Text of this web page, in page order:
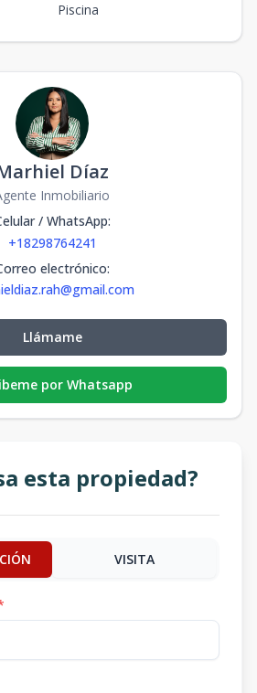
Piscina
Díaz
Inmobiliario
/ WhatsApp:
+18298764241
electrónico:
Llámame
por Whatsapp
esta propiedad?
VISITA